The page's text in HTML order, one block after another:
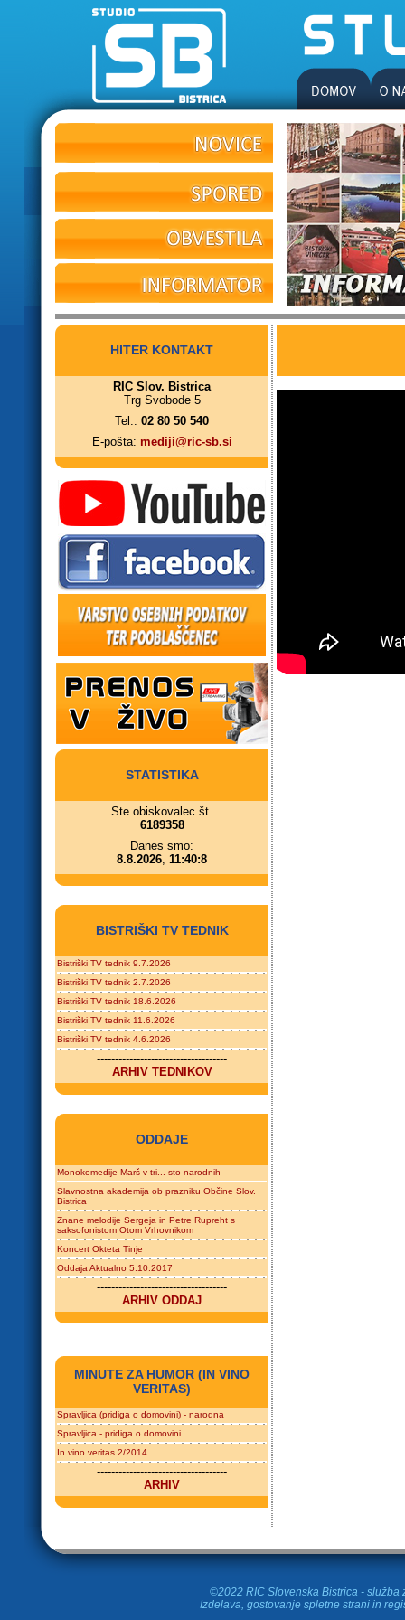
HITER KONTAKT
RIC Slov. Bistrica
Trg Svobode 5
Tel.: 02 80 50 540
E-pošta: mediji@ric-sb.si
STATISTIKA
Ste obiskovalec št.
6189358
Danes smo:
8.8.2026, 11:40:8
BISTRIŠKI TV TEDNIK
Bistriški TV tednik 9.7.2026
Bistriški TV tednik 2.7.2026
Bistriški TV tednik 18.6.2026
Bistriški TV tednik 11.6.2026
Bistriški TV tednik 4.6.2026
------------------------------------
ARHIV TEDNIKOV
ODDAJE
Monokomedije Marš v tri... sto narodnih
Slavnostna akademija ob prazniku Občine Slov.
Bistrica
Znane melodije Sergeja in Petre Rupreht s
saksofonistom Otom Vrhovnikom
Koncert Okteta Tinje
Oddaja Aktualno 5.10.2017
------------------------------------
ARHIV ODDAJ
MINUTE ZA HUMOR (IN VINO
VERITAS)
Spravljica (pridiga o domovini) - narodna
Spravljica - pridiga o domovini
In vino veritas 2/2014
------------------------------------
ARHIV
©2022 RIC Slovenska Bistrica - služba
Izdelava, gostovanje spletne strani in